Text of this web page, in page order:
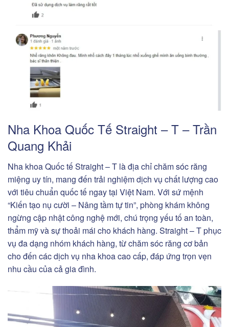
Nha Khoa Quốc Tế Straight – T – Trần
Quang Khải
Nha khoa Quốc tế Straight – T là địa chỉ chăm sóc răng
miệng uy tín, mang đến trải nghiệm dịch vụ chất lượng cao
với tiêu chuẩn quốc tế ngay tại Việt Nam. Với sứ mệnh
“Kiến tạo nụ cười – Nâng tầm tự tin”, phòng khám không
ngừng cập nhật công nghệ mới, chú trọng yếu tố an toàn,
thẩm mỹ và sự thoải mái cho khách hàng. Straight – T phục
vụ đa dạng nhóm khách hàng, từ chăm sóc răng cơ bản
cho đến các dịch vụ nha khoa cao cấp, đáp ứng trọn vẹn
nhu cầu của cả gia đình.